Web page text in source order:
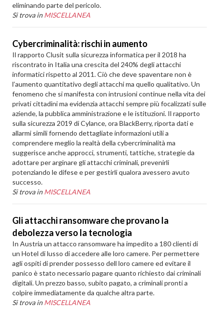
eliminando parte del pericolo.
Si trova in MISCELLANEA
Cybercriminalità: rischi in aumento
Il rapporto Clusit sulla sicurezza informatica per il 2018 ha
riscontrato in Italia una crescita del 240% degli attacchi
informatici rispetto al 2011. Ciò che deve spaventare non è
l’aumento quantitativo degli attacchi ma quello qualitativo. Un
fenomeno che si manifesta con intrusioni continue nella vita dei
privati cittadini ma evidenzia attacchi sempre più focalizzati sulle
aziende, la pubblica amministrazione e le istituzioni. Il rapporto
sulla sicurezza 2019 di Cylance, ora BlackBerry, riporta dati e
allarmi simili fornendo dettagliate informazioni utili a
comprendere meglio la realtà della cybercriminalità ma
suggerisce anche approcci, strumenti, tattiche, strategie da
adottare per arginare gli attacchi criminali, prevenirli
potenziando le difese e per gestirli qualora avessero avuto
successo.
Si trova in MISCELLANEA
Gli attacchi ransomware che provano la
debolezza verso la tecnologia
In Austria un attacco ransomware ha impedito a 180 clienti di
un Hotel di lusso di accedere alle loro camere. Per permettere
agli ospiti di prender possesso dell loro camere ed evitare il
panico è stato necessario pagare quanto richiesto dai criminali
digitali. Un prezzo basso, subito pagato, a criminali pronti a
colpire immediatamente da qualche altra parte.
Si trova in MISCELLANEA